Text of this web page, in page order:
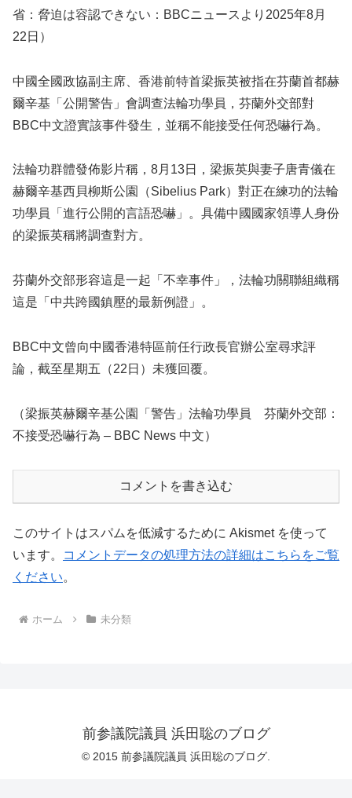
省：脅迫は容認できない：BBCニュースより2025年8月
22日）
中國全國政協副主席、香港前特首梁振英被指在芬蘭首都赫
爾辛基「公開警告」會調查法輪功學員，芬蘭外交部對
BBC中文證實該事件發生，並稱不能接受任何恐嚇行為。
法輪功群體發佈影片稱，8月13日，梁振英與妻子唐青儀在
赫爾辛基西貝柳斯公園（Sibelius Park）對正在練功的法輪
功學員「進行公開的言語恐嚇」。具備中國國家領導人身份
的梁振英稱將調查對方。
芬蘭外交部形容這是一起「不幸事件」，法輪功關聯組織稱
這是「中共跨國鎮壓的最新例證」。
BBC中文曾向中國香港特區前任行政長官辦公室尋求評
論，截至星期五（22日）未獲回覆。
（梁振英赫爾辛基公園「警告」法輪功學員 芬蘭外交部：
不接受恐嚇行為 – BBC News 中文）
コメントを書き込む
このサイトはスパムを低減するために Akismet を使って
います。
コメントデータの処理方法の詳細はこちらをご覧
ください。
ホーム 未分類
前参議院議員 浜田聡のブログ
© 2015 前参議院議員 浜田聡のブログ.